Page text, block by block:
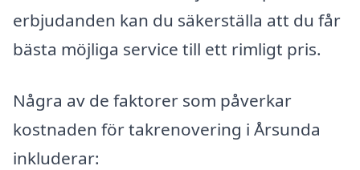
erbjudanden kan du säkerställa att du får
bästa möjliga service till ett rimligt pris.
Några av de faktorer som påverkar
kostnaden för takrenovering i Årsunda
inkluderar: